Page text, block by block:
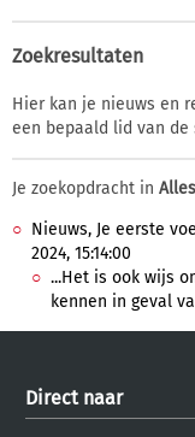
Zoekresultaten
Hier kan je nieuws en
een bepaald lid van de
Je zoekopdracht in Alles
Nieuws, Je eerste
2024, 15:14:00
...Het is ook wijs
kennen in geval
Direct naar